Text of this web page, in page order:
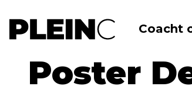
Coacht
Home Kenniscentrum
Poster